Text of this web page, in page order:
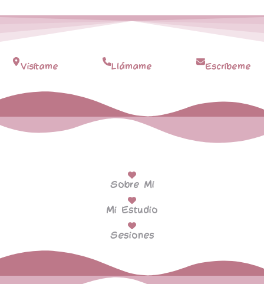
Visítame Llámame Escríbeme
Sobre Mi
Mi Estudio
Sesiones